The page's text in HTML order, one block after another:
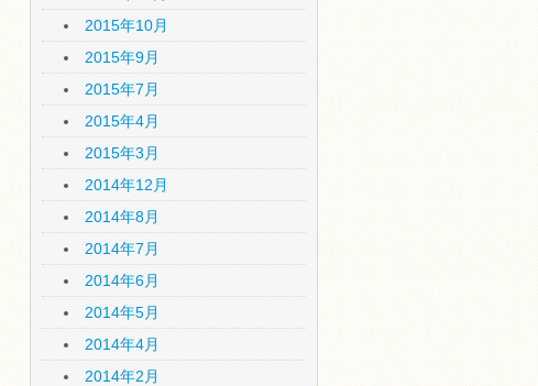
2015年10月
2015年9月
2015年7月
2015年4月
2015年3月
2014年12月
2014年8月
2014年7月
2014年6月
2014年5月
2014年4月
2014年2月